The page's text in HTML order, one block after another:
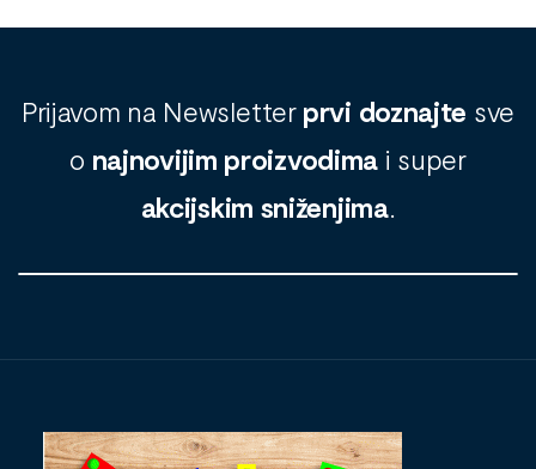
Prijavom na Newsletter prvi doznajte sve
o najnovijim proizvodima i super
akcijskim sniženjima.